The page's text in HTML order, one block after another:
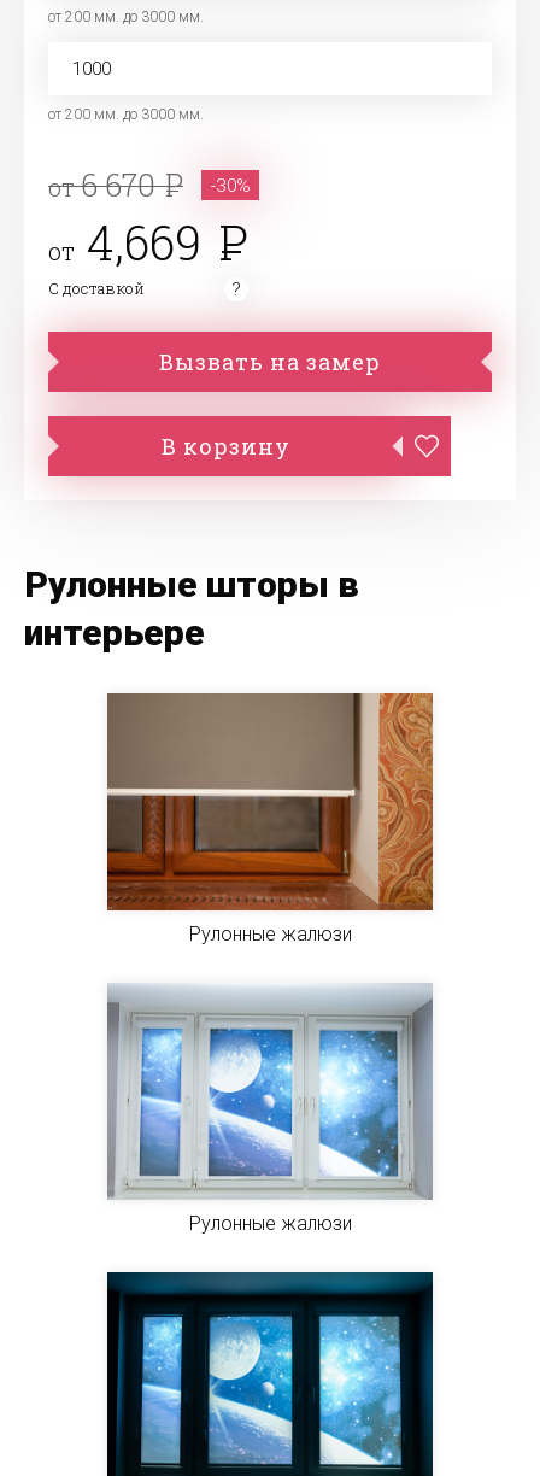
от 200 мм. до 3000 мм.
от 200 мм. до 3000 мм.
от6 670 -30%
от 4,669
С доставкой
Вызвать на замер
В корзину
Рулонные шторы в
интерьере
Рулонные жалюзи
Рулонные жалюзи